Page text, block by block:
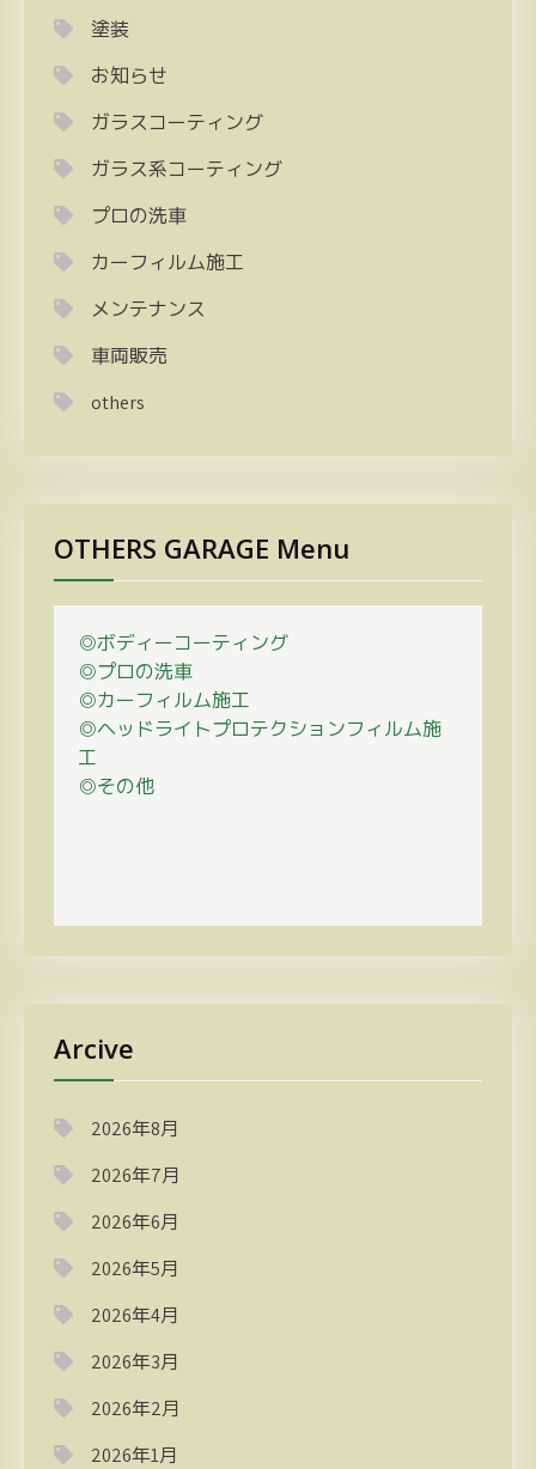
塗装
お知らせ
ガラスコーティング
ガラス系コーティング
プロの洗車
カーフィルム施工
メンテナンス
車両販売
others
OTHERS GARAGE Menu
◎ボディーコーティング
◎プロの洗車
◎カーフィルム施工
◎ヘッドライトプロテクションフィルム施
工
◎その他
Arcive
2026年8月
2026年7月
2026年6月
2026年5月
2026年4月
2026年3月
2026年2月
2026年1月